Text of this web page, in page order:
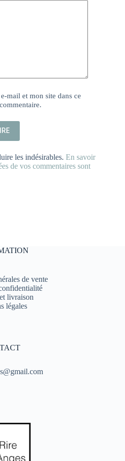
mail et mon site dans ce
les indésirables. En savoir
de vos commentaires sont
de vente
livraison
légales